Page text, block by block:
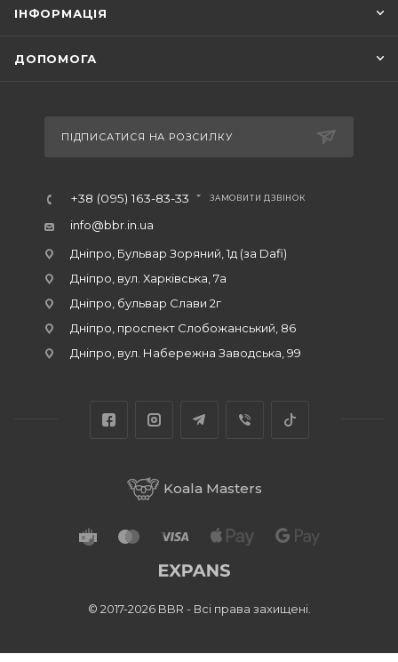
ІНФОРМАЦІЯ
ДОПОМОГА
ПІДПИСАТИСЯ НА РОЗСИЛКУ
+38 (095) 163-83-33 ЗАМОВИТИ ДЗВІНОК
info@bbr.in.ua
Дніпро, Бульвар Зоряний, 1д (за Dafi)
Дніпро, вул. Харківська, 7а
Дніпро, бульвар Слави 2г
Дніпро, проспект Слобожанський, 86
Дніпро, вул. Набережна Заводська, 99
Koala Masters
© 2017-2026 BBR - Всі права захищені.